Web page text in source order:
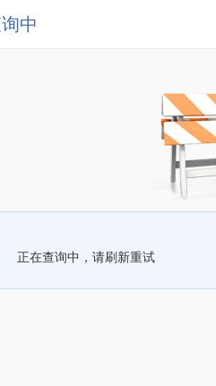
中
正在查询中，请刷新重试